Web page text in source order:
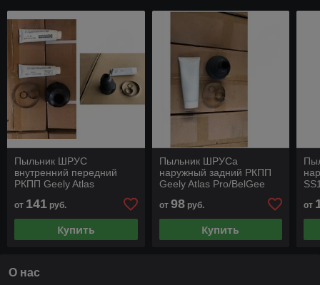
Пыльник ШРУС
внутренний передний
РКПП Geely Atlas
от 141 руб.
Купить
Пыльник ШРУСа
наружный задний РКПП
Geely Atlas Pro/BelGee
от 98руб.
Купить
от
О нас